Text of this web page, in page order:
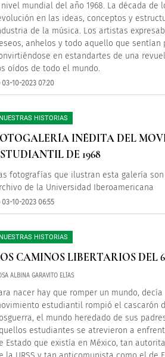
mundial del año 1968. La década de
en las ideas, conceptos y
de la música. Los artistas
anhelos y todo aquello que sentían
en estandartes de una
oídos de todo el mundo.
03-10-2023 07:20
HISTORIAS
INÉDITA DEL
DE 1968
fotografías que ilustran esta galería
de la Universidad Iberoamericana
03-10-2023 06:55
HISTORIAS
CAMINOS LIBERTARIOS DEL
ALBINA GARAVITO ELÍAS
nacer hay que romper un mundo, decía
estudiantil rompió el cascarón
el mundo heredado de sus
estudiantes se atrevieron a
Estado que existía en México, tan